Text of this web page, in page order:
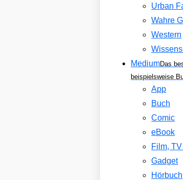
Urban
Wahre
Western
MediumDas
beispielsweise
App
Buch
Comic
eBook
Film,
Gadget
Hörbuch